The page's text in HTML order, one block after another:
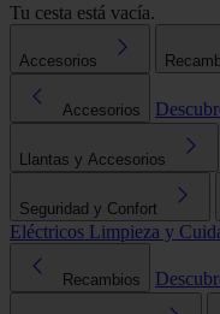
Tu cesta está vacía.
Accesorios
Accesorios
Llantas y Accesorios
Seguridad y Confort
Eléctricos Limpieza y
Recambios